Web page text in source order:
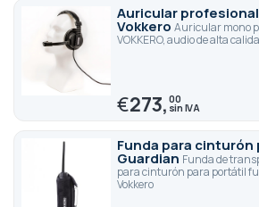
Auricular profesional
Vokkero Auricular mono
VOKKERO, audio de alta
€273,00
Funda para cinturón
Guardian Funda de
para cinturón para portátil
Vokkero